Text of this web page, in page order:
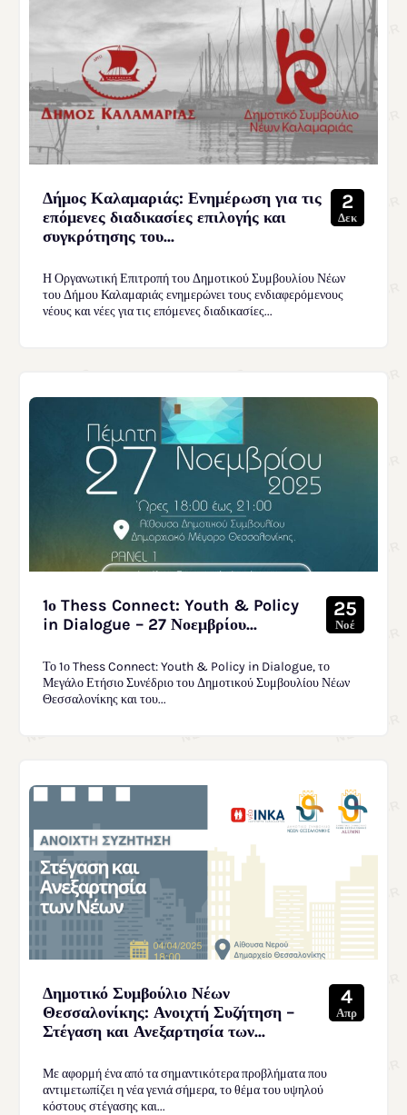
Δήμος Καλαμαριάς: Ενημέρωση για τις
επόμενες διαδικασίες επιλογής και
συγκρότησης του...
2
Δεκ
Η Οργανωτική Επιτροπή του Δημοτικού Συμβουλίου Νέων
του Δήμου Καλαμαριάς ενημερώνει τους ενδιαφερόμενους
νέους και νέες για τις επόμενες διαδικασίες...
1ο Thess Connect: Youth & Policy
in Dialogue – 27 Νοεμβρίου...
25
Νοέ
Το 1ο Thess Connect: Youth & Policy in Dialogue, το
Μεγάλο Ετήσιο Συνέδριο του Δημοτικού Συμβουλίου Νέων
Θεσσαλονίκης και του...
Δημοτικό Συμβούλιο Νέων
Θεσσαλονίκης: Ανοιχτή Συζήτηση –
Στέγαση και Ανεξαρτησία των...
4
Απρ
Με αφορμή ένα από τα σημαντικότερα προβλήματα που
αντιμετωπίζει η νέα γενιά σήμερα, το θέμα του υψηλού
κόστους στέγασης και...